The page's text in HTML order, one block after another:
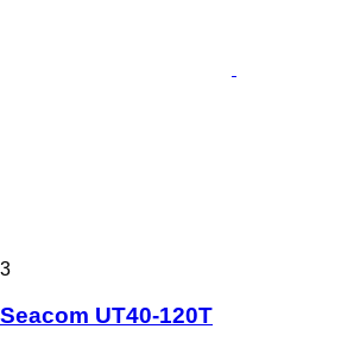
3
Seacom UT40-120T